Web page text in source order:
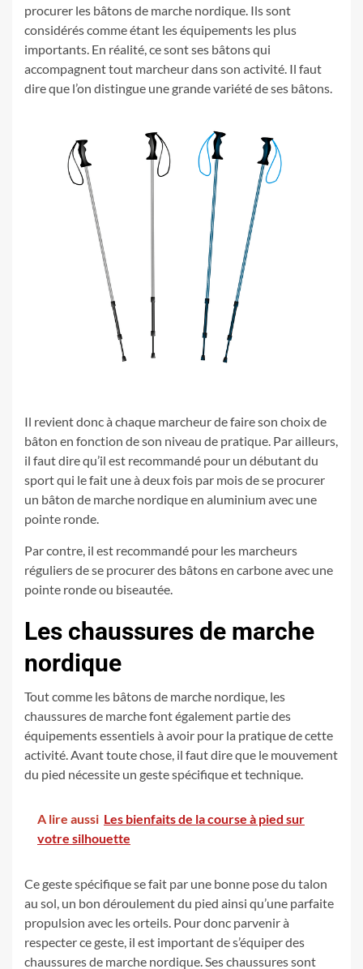
procurer les bâtons de marche nordique. Ils sont
considérés comme étant les équipements les plus
importants. En réalité, ce sont ses bâtons qui
accompagnent tout marcheur dans son activité. Il faut
dire que l’on distingue une grande variété de ses bâtons.
Il revient donc à chaque marcheur de faire son choix de
bâton en fonction de son niveau de pratique. Par ailleurs,
il faut dire qu’il est recommandé pour un débutant du
sport qui le fait une à deux fois par mois de se procurer
un bâton de marche nordique en aluminium avec une
pointe ronde.
Par contre, il est recommandé pour les marcheurs
réguliers de se procurer des bâtons en carbone avec une
pointe ronde ou biseautée.
Les chaussures de marche
nordique
Tout comme les bâtons de marche nordique, les
chaussures de marche font également partie des
équipements essentiels à avoir pour la pratique de cette
activité. Avant toute chose, il faut dire que le mouvement
du pied nécessite un geste spécifique et technique.
A lire aussi Les bienfaits de la course à pied sur
votre silhouette
Ce geste spécifique se fait par une bonne pose du talon
au sol, un bon déroulement du pied ainsi qu’une parfaite
propulsion avec les orteils. Pour donc parvenir à
respecter ce geste, il est important de s’équiper des
chaussures de marche nordique. Ses chaussures sont